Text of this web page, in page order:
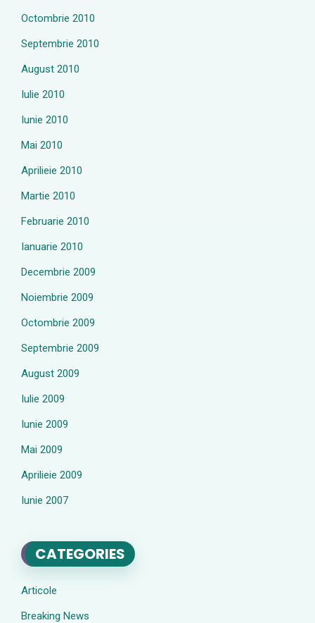
Octombrie 2010
Septembrie 2010
August 2010
Iulie 2010
Iunie 2010
Mai 2010
Aprilieie 2010
Martie 2010
Februarie 2010
Ianuarie 2010
Decembrie 2009
Noiembrie 2009
Octombrie 2009
Septembrie 2009
August 2009
Iulie 2009
Iunie 2009
Mai 2009
Aprilieie 2009
Iunie 2007
CATEGORIES
Articole
Breaking News